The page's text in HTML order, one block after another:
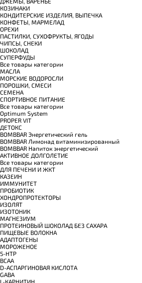
КОЗИНАКИ
КОНДИТЕРСКИЕ ИЗДЕЛИЯ, ВЫПЕЧКА
КОНФЕТЫ, МАРМЕЛАД
ОРЕХИ
ПАСТИЛКИ, СУХОФРУКТЫ, ЯГОДЫ
ЧИПСЫ, СНЕКИ
ШОКОЛАД
СУПЕРФУДЫ
Все товары категории
МАСЛА
МОРСКИЕ ВОДОРОСЛИ
ПОРОШКИ, СМЕСИ
СЕМЕНА
СПОРТИВНОЕ ПИТАНИЕ
Все товары категории
Optimum System
PROPER VIT
ДЕТОКС
BOMBBAR Энергетический гель
BOMBBAR Лимонад витаминизированный
BOMBBAR Напиток энергетический
АКТИВНОЕ ДОЛГОЛЕТИЕ
Все товары категории
ДЛЯ ПЕЧЕНИ И ЖКТ
КАЗЕИН
ИММУНИТЕТ
ПРОБИОТИК
ХОНДРОПРОТЕКТОРЫ
ИЗОЛЯТ
ИЗОТОНИК
МАГНЕЗИУМ
ПРОТЕИНОВЫЙ ШОКОЛАД БЕЗ САХАРА
ПИЩЕВЫЕ ВОЛОКНА
АДАПТОГЕНЫ
МОРОЖЕНОЕ
5-HTP
BCAA
D-АСПАРГИНОВАЯ КИСЛОТА
GABA
L-КАРНИТИН